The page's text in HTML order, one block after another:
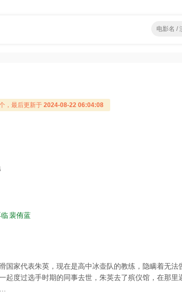
，最后更新于 2024-08-22 06:04:08
裴侑蓝
国家代表朱英，现在是高中冰壶队的教练，隐瞒着无法
起度过选手时期的同事去世，朱英去了殡仪馆，在那